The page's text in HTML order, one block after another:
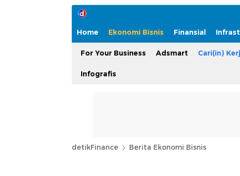
Home Ekonomi Bisnis Finansial
For Your Business Adsmart Cari(in)
Infografis
detikFinance Berita Ekonomi Bisnis